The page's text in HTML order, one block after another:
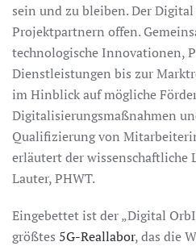
sein und zu bleiben. Der
Projektpartnern offen.
technologische Innovationen,
Dienstleistungen bis zur
im Hinblick auf mögliche
Digitalisierungsmaßnahmen
Qualifizierung von
erläutert der wissenschaftliche
Lauter, PHWT.
Eingebettet ist der „Digital
größtes 5G-Reallabor, das die